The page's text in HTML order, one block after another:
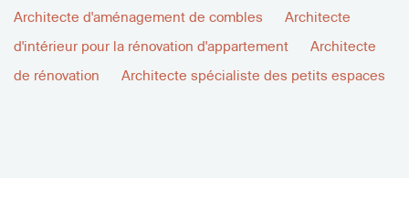
Architecte d'aménagement de combles
Architecte
d'intérieur pour la rénovation d'appartement
Architecte
de rénovation
Architecte spécialiste des petits espaces